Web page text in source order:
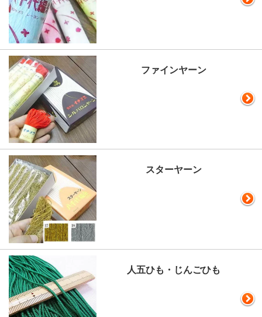
ファインヤーン
スターヤーン
人五ひも・じんごひも